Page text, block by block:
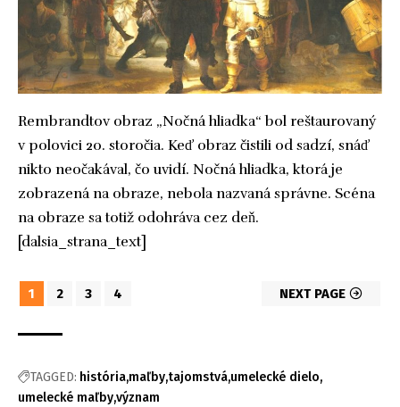
Rembrandtov obraz „Nočná hliadka“ bol reštaurovaný
v polovici 20. storočia. Keď obraz čistili od sadzí, snáď
nikto neočakával, čo uvidí. Nočná hliadka, ktorá je
zobrazená na obraze, nebola nazvaná správne. Scéna
na obraze sa totiž odohráva cez deň.
[dalsia_strana_text]
1 2 3 4 NEXT PAGE
TAGGED: história maľby tajomstvá umelecké dielo
umelecké maľbyvýznam